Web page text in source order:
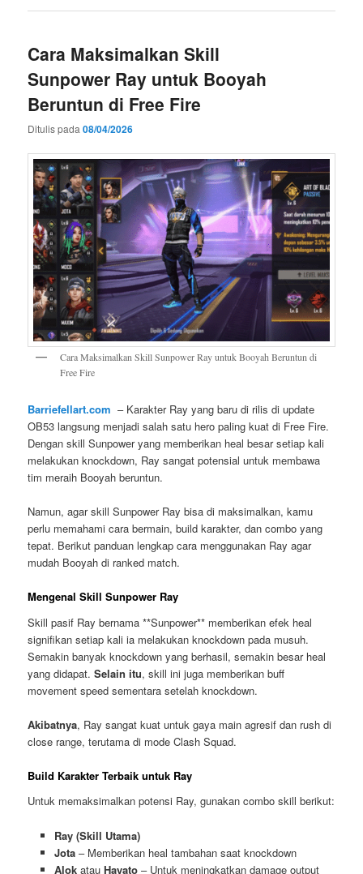
Cara Maksimalkan Skill
Sunpower Ray untuk Booyah
Beruntun di Free Fire
Ditulis pada08/04/2026
Cara Maksimalkan Skill Sunpower Ray untuk Booyah Beruntun di
Free Fire
Barriefellart.com – Karakter Ray yang baru di rilis di update
OB53 langsung menjadi salah satu hero paling kuat di Free Fire.
Dengan skill Sunpower yang memberikan heal besar setiap kali
melakukan knockdown, Ray sangat potensial untuk membawa
tim meraih Booyah beruntun.
Namun, agar skill Sunpower Ray bisa di maksimalkan, kamu
perlu memahami cara bermain, build karakter, dan combo yang
tepat. Berikut panduan lengkap cara menggunakan Ray agar
mudah Booyah di ranked match.
Mengenal Skill Sunpower Ray
Skill pasif Ray bernama **Sunpower** memberikan efek heal
signifikan setiap kali ia melakukan knockdown pada musuh.
Semakin banyak knockdown yang berhasil, semakin besar heal
yang didapat.Selain itu, skill ini juga memberikan buff
movement speed sementara setelah knockdown.
Akibatnya, Ray sangat kuat untuk gaya main agresif dan rush di
close range, terutama di mode Clash Squad.
Build Karakter Terbaik untuk Ray
Untuk memaksimalkan potensi Ray, gunakan combo skill berikut:
Ray (Skill Utama)
Jota– Memberikan heal tambahan saat knockdown
Alokatau Hayato– Untuk meningkatkan damage output